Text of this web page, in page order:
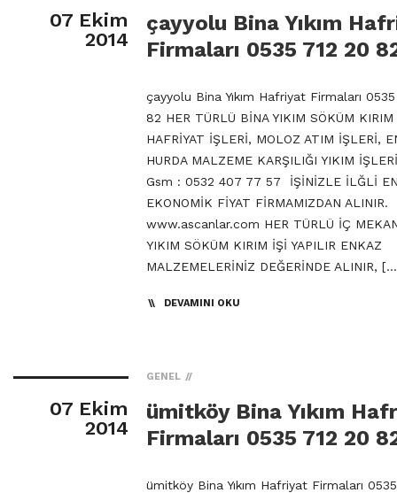
07 Ekim
2014
çayyolu Bina Yıkım
Firmaları 0535 712 20
çayyolu Bina Yıkım Hafriyat Firmaları
82 HER TÜRLÜ BİNA YIKIM SÖKÜM KIRIM
HAFRİYAT İŞLERİ, MOLOZ ATIM İŞLERİ,
HURDA MALZEME KARŞILIĞI YIKIM
Gsm : 0532 407 77 57 İŞİNİZLE İLĞLİ EN
EKONOMİK FİYAT FİRMAMIZDAN ALINIR.
www.ascanlar.com HER TÜRLÜ İÇ
YIKIM SÖKÜM KIRIM İŞİ YAPILIR ENKAZ
MALZEMELERİNİZ DEĞERİNDE ALINIR,
DEVAMINI OKU
07 Ekim
2014
GENEL
ümitköy Bina Yıkım
Firmaları 0535 712 20
ümitköy Bina Yıkım Hafriyat Firmaları